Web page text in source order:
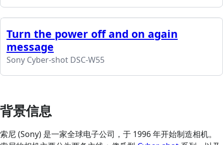
Turn the power off and on again
message
Sony Cyber-shot DSC-W55
背景信息
索尼 (Sony) 是一家全球电子公司，于 1996 年开始制造相机。